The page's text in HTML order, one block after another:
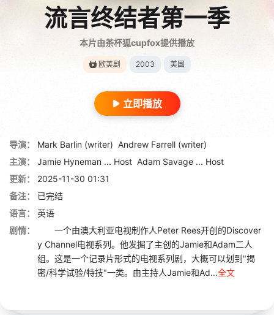
流言终结者第一季
本片由茶杯狐cupfox提供播放
欧美剧 2003 美国
立即播放
导演： Mark Barlin (writer) Andrew Farrell (writer)
主演：
Jamie Hyneman ... Host Adam Savage ... Host
更新：
2025-11-30 01:31
备注：
已完结
语言：
英语
剧情：
一个由澳大利亚电视制作人Peter Rees开创的Discover
y Channel电视系列。他发掘了主创的Jamie和Adam二人
组。这是一个记录片形式的电视系列剧，大概可以划到"揭
密/科学试验/特技"一类。由主持人Jamie和Ad...全文